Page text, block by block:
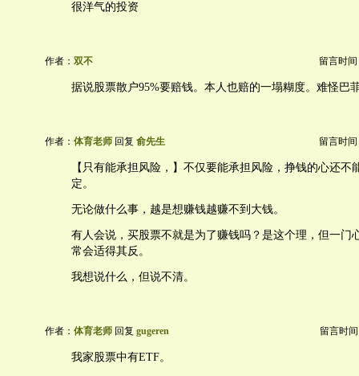
很洋气的投资
作者： 双不 留言时间
据说股票散户95%要赔钱。本人也赔的一塌糊度。难怪巴
作者： 体育老师 回复 俞先生 留言时间
【只有能承担风险，】不仅要能承担风险，挣钱的心还不
定。
无论做什么事，越是想赚钱越赚不到大钱。
有人会说，买股票不就是为了赚钱吗？是这个理，但一门
常会适得其反。
我想说什么，但说不清。
作者： 体育老师 回复 gugeren 留言时间
我家股票中有ETF。